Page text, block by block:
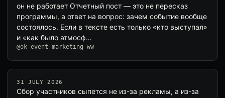
он не работает Отчетный пост — это не пересказ
программы, а ответ на вопрос: зачем событие вообще
состоялось. Если в тексте есть только «кто выступал»
и «как было атмосф…
@ok_event_marketing_ww
31 JULY 2026
Сбор участников сыпется не из-за рекламы, а из-за